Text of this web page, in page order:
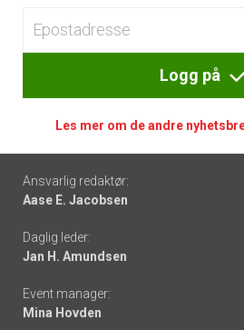
Logg på
Les mer om de andre
Footer
-
links
Ansvarlig redaktør:
Aase E. Jacobsen
Daglig leder:
Jan H. Amundsen
Event manager:
Mina Hovden